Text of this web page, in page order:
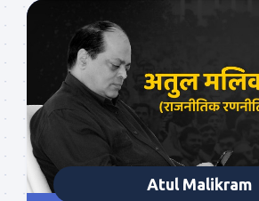
Atul Malikram